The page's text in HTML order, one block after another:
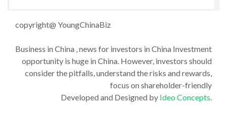
copyright@ YoungChinaBiz
Business in China , news for investors in China Investment
opportunity is huge in China. However, investors should
consider the pitfalls, understand the risks and rewards,
focus on shareholder-friendly
Developed and Designed by Ideo Concepts.